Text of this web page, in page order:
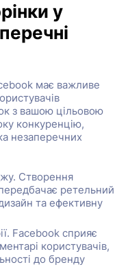
у
має важливе
з вашою цільовою
конкуренцію,
незаперечних
Створення
ретельний
та ефективну
Facebook сприяє
користувачів,
до бренду